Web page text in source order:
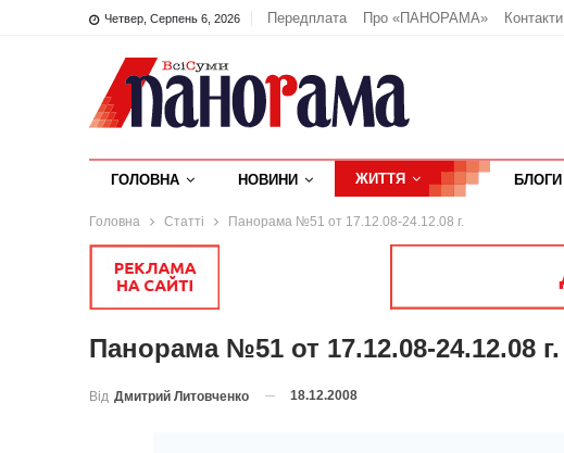
Четвер, Серпень 6, 2026 Передплата Про «ПАНОРАМА» Контакти
ГОЛОВНА НОВИНИ ЖИТТЯ БЛОГИ
Головна Статті Панорама №51 от 17.12.08-24.12.08 г.
Панорама №51 от 17.12.08-24.12.08 г.
Від Дмитрий Литовченко 18.12.2008